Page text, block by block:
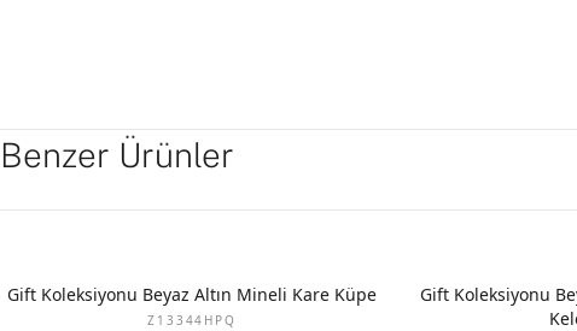
Benzer Ürünler
YENI
Gift Koleksiyonu Beyaz Altın Mineli Kare Küpe
Z13344HPQ
YENI
Gift Koleksiyonu